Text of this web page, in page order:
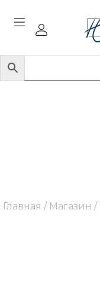
Главная / Магазин /